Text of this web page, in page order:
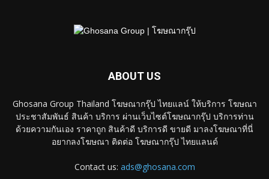
ABOUT US
Ghosana Group Thailand โฆษณากรุ๊ป ไทยแลน์ ให้บริการ โฆษณา
ประชาสัมพันธ์ สินค้า บริการ ผ่านเว็บไซต์โฆษณากรุ๊ป บริการท่าน
ด้วยความกันเอง ราคาถูก สินค้าดี บริการดี ขายดี มาลงโฆษณาที่นี่
อยากลงโฆษณา ติดต่อ โฆษณากรุ๊ป ไทยแลนด์
Contact us: ads@ghosana.com